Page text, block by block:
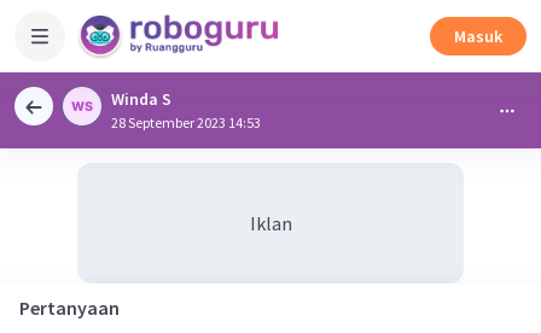
Masuk
Winda S
28 September 2023 14:53
Iklan
Pertanyaan